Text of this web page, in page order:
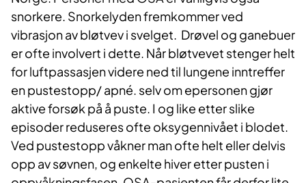
snorkere. Snorkelyden fremkommer ved
vibrasjon av bløtvev i svelget. Drøvel og ganebuer
er ofte involvert i dette. Når bløtvevet stenger helt
for luftpassasjen videre ned til lungene inntreffer
en pustestopp/ apné. selv om epersonen gjør
aktive forsøk på å puste. I og like etter slike
episoder reduseres ofte oksygennivået i blodet.
Ved pustestopp våkner man ofte helt eller delvis
opp av søvnen, og enkelte hiver etter pusten i